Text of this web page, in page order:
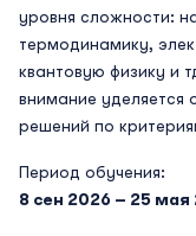
уровня сложности:
термодинамику,
квантовую физику и
внимание уделяется
решений по
Период обучения:
8 сен 2026 – 25 мая